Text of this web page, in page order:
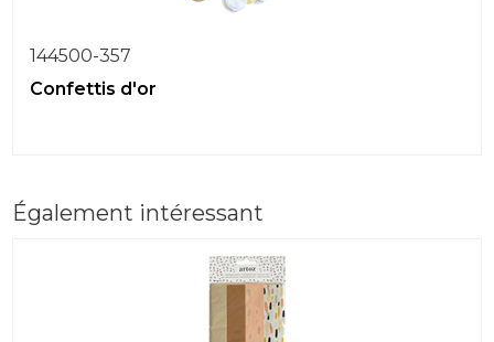
144500-357
Confettis d'or
Également intéressant